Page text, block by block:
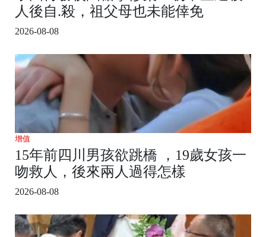
人後自.殺，祖父母也未能倖免
2026-08-08
增值
15年前四川男孩欲跳橋 ，19歲女孩一
吻救人，後來兩人過得怎樣
2026-08-08